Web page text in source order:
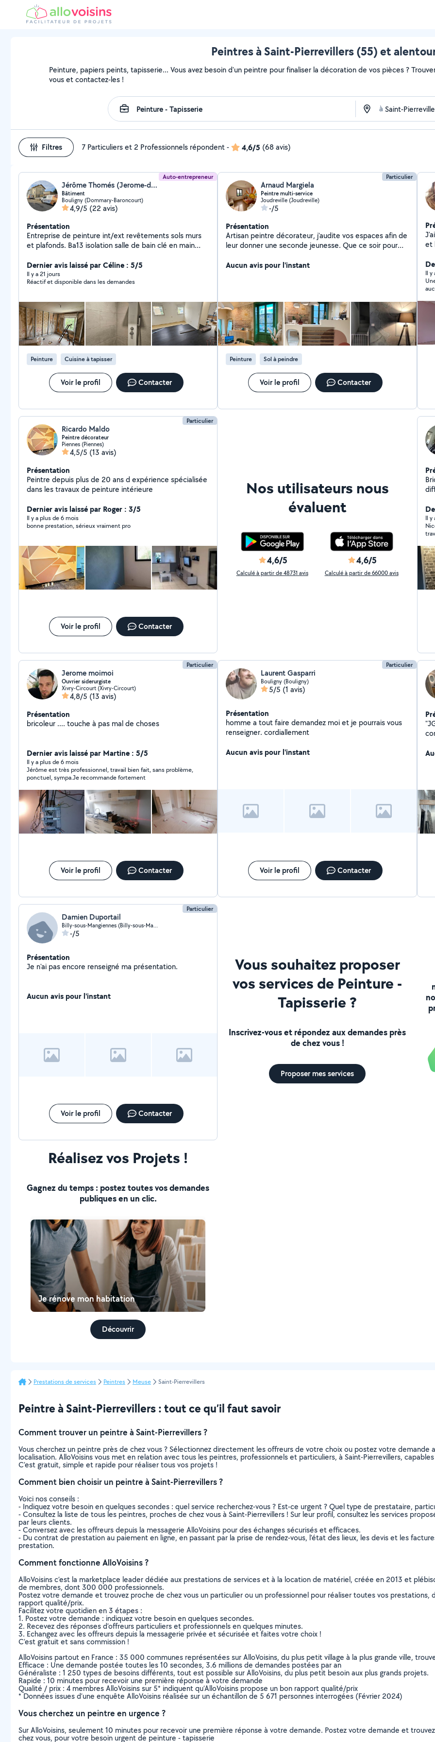
Peintres à Saint-Pierrevillers (55) et
Peinture, papiers peints, tapisserie... Vous avez besoin d'un peintre pour finaliser la décoration de vos pièces ?
vous et contactez-les !
à
Filtres 7 Particuliers et 2 Professionnels répondent- 4,6/5 (68 avis)
Auto-entrepreneur
Jérôme Thomés (Jerome-decoration)
Bâtiment
Bouligny (Dommary-Baroncourt)
4,9/5 (22 avis)
Présentation
Entreprise de peinture int/ext revêtements sols murs
et plafonds. Ba13 isolation salle de bain clé en main
Dernier avis laissé par Céline : 5/5
Il y a 21 jours
Réactif et disponible dans les demandes
Peinture Cuisine à tapisser
Voir le profil Contacter
Particulier
Arnaud Margiela
Peintre multi-service
Joudreville (Joudreville)
-/5
Présentation
Artisan peintre décorateur, j'audite vos espaces afin de
leur donner une seconde jeunesse. Que ce soir pour
lieux de vie. Je vous accompagne sur vos projets, en
Aucun avis pour l'instant
Peinture Sol à peindre
Voir le profil Contacter
et
Il y
Particulier
Ricardo Maldo
Peintre décorateur
Piennes (Piennes)
4,5/5 (13 avis)
Présentation
Peintre depuis plus de 20 ans d expérience spécialisée
dans les travaux de peinture intérieure
Dernier avis laissé par Roger : 3/5
Il y a plus de 6 mois
bonne prestation, sérieux vraiment pro
Voir le profil Contacter
Nos utilisateurs nous
évaluent
4,6/5
Calculé à partir de 48731 avis
4,6/5
Calculé à partir de 66000 avis
Bricoleur,
Il y
je
Particulier
Jerome moimoi
Ouvrier siderurgiste
Xivry-Circourt (Xivry-Circourt)
4,8/5 (13 avis)
Présentation
bricoleur .... touche à pas mal de choses
Dernier avis laissé par Martine : 5/5
Il y a plus de 6 mois
Jérôme est très professionnel, travail bien fait, sans problème,
ponctuel, sympa.Je recommande fortement
Voir le profil Contacter
Particulier
Laurent Gasparri
Bouligny (Bouligny)
5/5 (1 avis)
Présentation
homme a tout faire demandez moi et je pourrais vous
renseigner. cordiallement
Aucun avis pour l'instant
Voir le profil Contacter
Particulier
Damien Duportail
Billy-sous-Mangiennes (Billy-sous-Mangiennes)
-/5
Présentation
Je n'ai pas encore renseigné ma présentation.
Aucun avis pour l'instant
Voir le profil Contacter
Vous souhaitez proposer
vos services de Peinture -
Tapisserie ?
Inscrivez-vous et répondez aux demandes près
de chez vous !
Proposer mes services
Réalisez vos Projets !
Gagnez du temps : postez toutes vos demandes
publiques en un clic.
Je rénove mon habitation
Découvrir
Prestations de services Peintres Meuse Saint-Pierrevillers
Peintre à Saint-Pierrevillers : tout ce qu’il faut savoir
Comment trouver un peintre à Saint-Pierrevillers ?
Vous cherchez un peintre près de chez vous ? Sélectionnez directement les offreurs de votre choix ou postez votre
localisation. AlloVoisins vous met en relation avec tous les peintres, professionnels et particuliers, à Saint-Pierrevillers,
C’est gratuit, simple et rapide pour réaliser tous vos projets !
Comment bien choisir un peintre à Saint-Pierrevillers ?
Voici nos conseils :
- Indiquez votre besoin en quelques secondes : quel service recherchez-vous ? Est-ce urgent ? Quel type de prestataire,
- Consultez la liste de tous les peintres, proches de chez vous à Saint-Pierrevillers ! Sur leur profil, consultez les services
par leurs clients.
- Conversez avec les offreurs depuis la messagerie AlloVoisins pour des échanges sécurisés et efficaces.
- Du contrat de prestation au paiement en ligne, en passant par la prise de rendez-vous, l’état des lieux, les devis et les
prestation.
Comment fonctionne AlloVoisins ?
AlloVoisins c’est la marketplace leader dédiée aux prestations de services et à la location de matériel, créée en 2013 et
de membres, dont 300 000 professionnels.
Postez votre demande et trouvez proche de chez vous un particulier ou un professionnel pour réaliser toutes vos
rapport qualité/prix.
Facilitez votre quotidien en 3 étapes :
1. Postez votre demande : indiquez votre besoin en quelques secondes.
2. Recevez des réponses d’offreurs particuliers et professionnels en quelques minutes.
3. Echangez avec les offreurs depuis la messagerie privée et sécurisée et faites votre choix !
C’est gratuit et sans commission !
AlloVoisins partout en France : 35 000 communes représentées sur AlloVoisins, du plus petit village à la plus grande ville,
Efficace : Une demande postée toutes les 10 secondes, 3.6 millions de demandes postées par an
Généraliste : 1 250 types de besoins différents, tout est possible sur AlloVoisins, du plus petit besoin aux plus grands projets.
Rapide : 10 minutes pour recevoir une première réponse à votre demande
Qualité / prix : 4 membres AlloVoisins sur 5* indiquent qu’AlloVoisins propose un bon rapport qualité/prix
* Données issues d’une enquête AlloVoisins réalisée sur un échantillon de 5 671 personnes interrogées (Février 2024)
Vous cherchez un peintre en urgence ?
Sur AlloVoisins, seulement 10 minutes pour recevoir une première réponse à votre demande. Postez votre demande et
chez vous, pour votre besoin urgent de peinture - tapisserie